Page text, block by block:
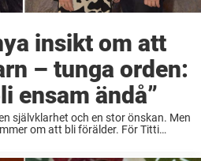
insikt om att
– tunga orden:
ensam ändå”
självklarhet och en stor önskan. Men
om att bli förälder. För Titti